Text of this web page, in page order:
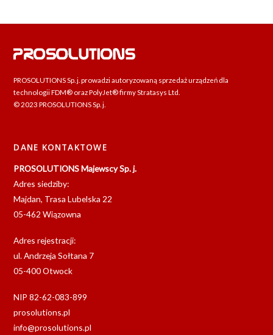
PROSOLUTIONS Sp. j. prowadzi autoryzowaną sprzedaż urządzeń dla
technologii FDM® oraz PolyJet® firmy Stratasys Ltd.
© 2023 PROSOLUTIONS Sp. j.
DANE KONTAKTOWE
PROSOLUTIONS Majewscy Sp. j.
Adres siedziby:
Majdan, Trasa Lubelska 22
05-462 Wiązowna
Adres rejestracji:
ul. Andrzeja Sołtana 7
05-400 Otwock
NIP 82-62-083-899
prosolutions.pl
info@prosolutions.pl